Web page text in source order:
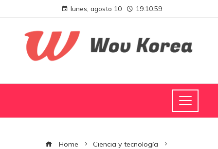
lunes, agosto 10 19:11:00
Home
Ciencia y tecnología